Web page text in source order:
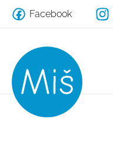
Facebook